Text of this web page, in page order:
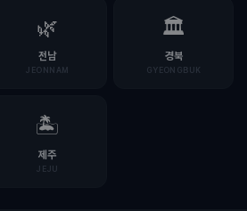
🌿
전남
JEONNAM
🏛️
경북
GYEONGBUK
🏝️
제주
JEJU